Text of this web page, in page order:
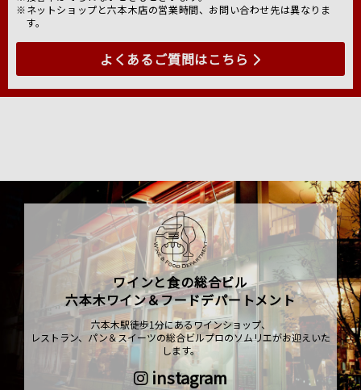
※ネットショップと六本木店の営業時間、お問い合わせ先は異なりま
す。
よくあるご質問はこちら
ワインと食の総合ビル
六本木ワイン＆フードデパートメント
六本木駅徒歩1分にあるワインショップ、
レストラン、パン＆スイーツの総合ビルプロのソムリエがお迎えいた
します。
instagram